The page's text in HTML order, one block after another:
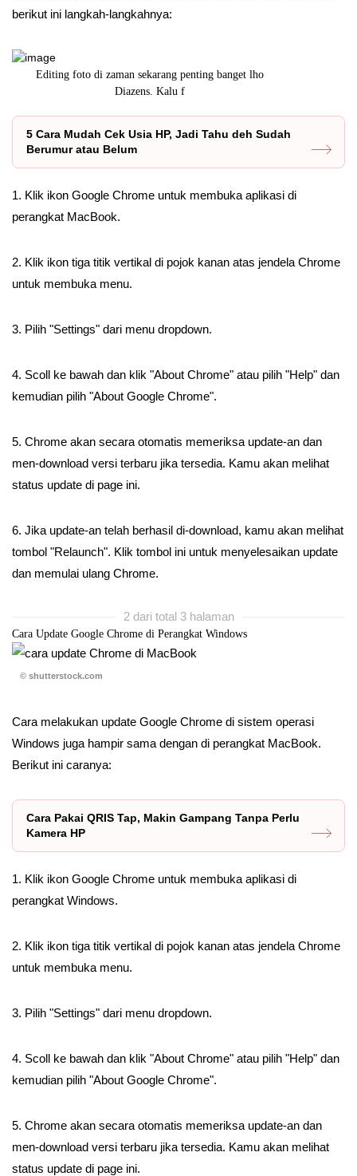
berikut ini langkah-langkahnya:
Mengetahui cara mengecilkan ukuran PDF sangat penting
apabila kam
5 Cara Mudah Cek Usia HP, Jadi Tahu deh Sudah
Berumur atau Belum
1. Klik ikon Google Chrome untuk membuka aplikasi di
perangkat MacBook.
2. Klik ikon tiga titik vertikal di pojok kanan atas jendela Chrome
untuk membuka menu.
3. Pilih "Settings" dari menu dropdown.
4. Scoll ke bawah dan klik "About Chrome" atau pilih "Help" dan
kemudian pilih "About Google Chrome".
5. Chrome akan secara otomatis memeriksa update-an dan
men-download versi terbaru jika tersedia. Kamu akan melihat
status update di page ini.
6. Jika update-an telah berhasil di-download, kamu akan melihat
tombol "Relaunch". Klik tombol ini untuk menyelesaikan update
dan memulai ulang Chrome.
2 dari total 3 halaman
Cara Update Google Chrome di Perangkat Windows
© shutterstock.com
Cara melakukan update Google Chrome di sistem operasi
Windows juga hampir sama dengan di perangkat MacBook.
Berikut ini caranya:
Cara Pakai QRIS Tap, Makin Gampang Tanpa Perlu
Kamera HP
1. Klik ikon Google Chrome untuk membuka aplikasi di
perangkat Windows.
2. Klik ikon tiga titik vertikal di pojok kanan atas jendela Chrome
untuk membuka menu.
3. Pilih "Settings" dari menu dropdown.
4. Scoll ke bawah dan klik "About Chrome" atau pilih "Help" dan
kemudian pilih "About Google Chrome".
5. Chrome akan secara otomatis memeriksa update-an dan
men-download versi terbaru jika tersedia. Kamu akan melihat
status update di page ini.